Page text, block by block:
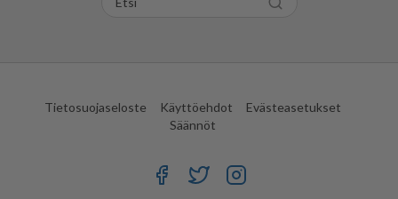
Tietosuojaseloste Käyttöehdot
Evästeasetukset
Säännöt